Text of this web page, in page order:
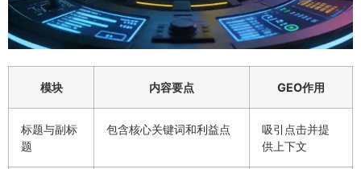
模块 内容要点 GEO作用
标题与副标
题
包含核心关键词和利益点
吸引点击并提
供上下文